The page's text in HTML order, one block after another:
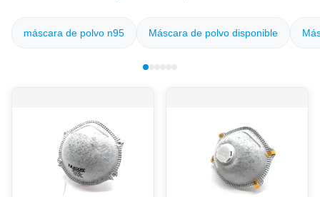
máscara de polvo n95 Máscara de polvo disponible